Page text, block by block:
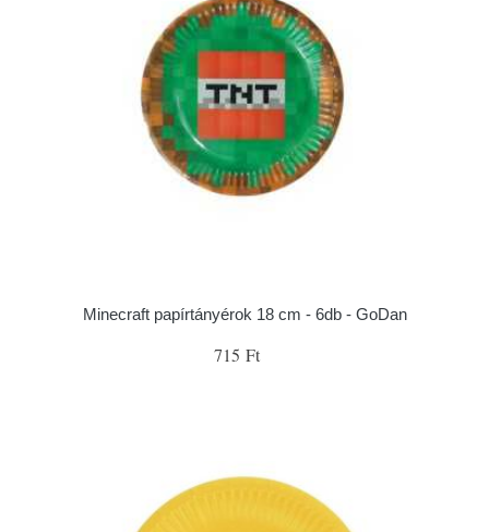
Minecraft papírtányérok 18 cm - 6db - GoDan
715 Ft